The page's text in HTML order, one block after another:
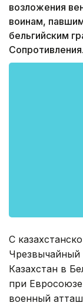
возложения
воинам,
бельгийским
Сопротивления.
С
Казахстан в
при
военный